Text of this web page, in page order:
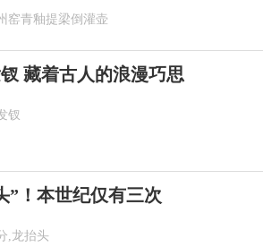
窑青釉提梁倒灌壶
藏着古人的浪漫巧思
钗
”！本世纪仅有三次
,龙抬头